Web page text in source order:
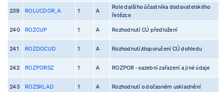
239 ROLUCDOR_A 1 A
Role dalšího účastníka dodavatelského
řetězce
240 ROZCUP 1 A Rozhodnutí CÚ předložení
241 ROZDOCUD 1 A Rozhodnutí/doporučení CÚ dohledu
242 ROZPORSZ 1 A ROZPOR - sazební zařazení a jiné údaje
243 ROZSKLAD 1 A Rozhodnutí o dočasném uskladnění